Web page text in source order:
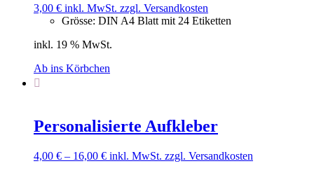
3,00 € inkl. MwSt. zzgl. Versandkosten
Grösse: DIN A4 Blatt mit 24 Etiketten
inkl. 19 % MwSt.
Ab ins Körbchen
Personalisierte Aufkleber
4,00 € – 16,00 € inkl. MwSt. zzgl. Versandkosten